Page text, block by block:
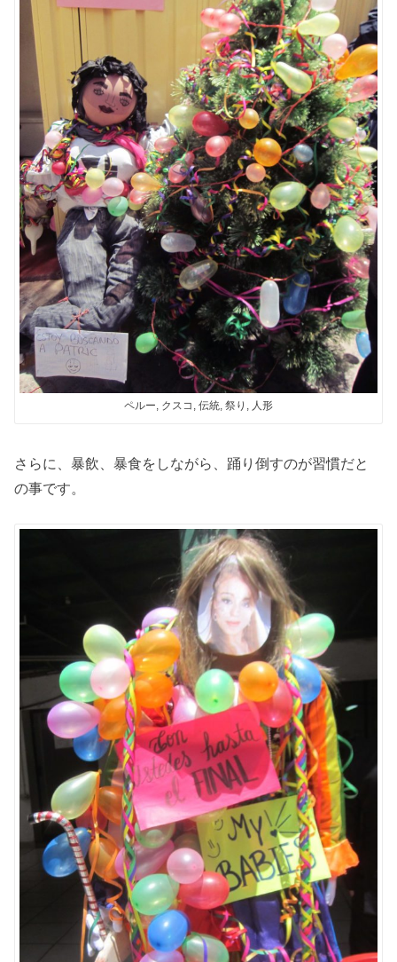
ペルー, クスコ, 伝統, 祭り, 人形
さらに、暴飲、暴食をしながら、踊り倒すのが習慣だと
の事です。